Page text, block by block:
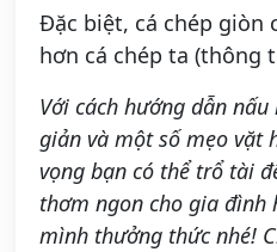
Đặc biệt, cá chép giòn
hơn cá chép ta (thông
Với cách hướng dẫn nấu
giản và một số mẹo vặt
vọng bạn có thể trổ tài
thơm ngon cho gia đình
mình thưởng thức nhé!